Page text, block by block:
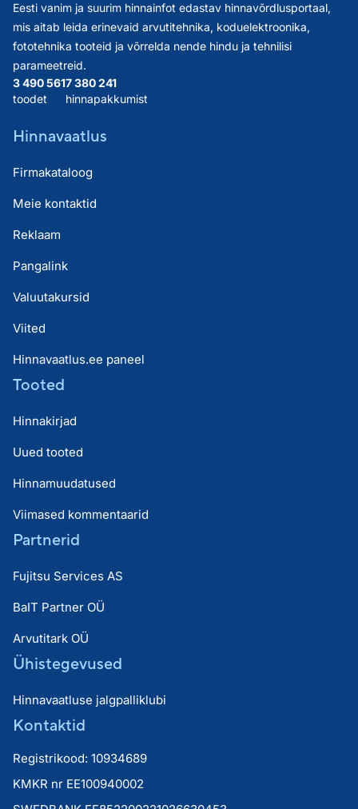
Eesti vanim ja suurim hinnainfot edastav hinnavõrdlusportaal,
mis aitab leida erinevaid arvutitehnika, koduelektroonika,
fototehnika tooteid ja võrrelda nende hindu ja tehnilisi
parameetreid.
3 490 561
toodet
7 380 241
hinnapakkumist
Hinnavaatlus
Firmakataloog
Meie kontaktid
Reklaam
Pangalink
Valuutakursid
Viited
Hinnavaatlus.ee paneel
Tooted
Hinnakirjad
Uued tooted
Hinnamuudatused
Viimased kommentaarid
Partnerid
Fujitsu Services AS
BaIT Partner OÜ
Arvutitark OÜ
Ühistegevused
Hinnavaatluse jalgpalliklubi
Kontaktid
Registrikood: 10934689
KMKR nr EE100940002